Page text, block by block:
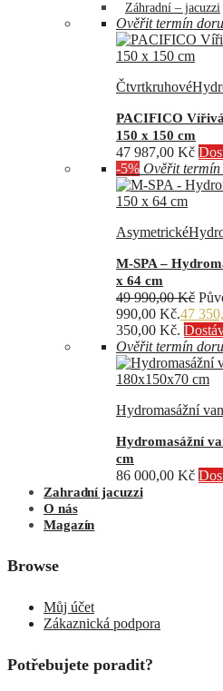
Záhradní – jacuzzi
Ověřit termín
Čtvrtkruhové
PACIFICO
150 x 150 cm
47 987,00 Kč
-5% Ověřit
Asymetrické
M-SPA –
x 64 cm
49 990,00Kč
990,00 Kč.47
350,00 Kč.
Ověřit termín
Hydromasážní
Hydromasážní
cm
86 000,00 Kč
Zahradní jacuzzi
O nás
Magazín
Browse
Můj účet
Zákaznická podpora
Potřebujete poradit?